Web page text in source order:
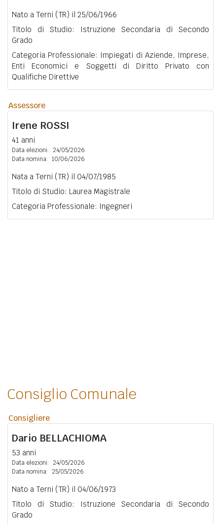
Nato a Terni (TR) il 25/06/1966
Titolo di Studio: Istruzione Secondaria di Secondo
Grado
Categoria Professionale: Impiegati di Aziende, Imprese,
Enti Economici e Soggetti di Diritto Privato con
Qualifiche Direttive
Assessore
Irene ROSSI
41 anni
Data elezioni: 24/05/2026
Data nomina: 10/06/2026
Nata a Terni (TR) il 04/07/1985
Titolo di Studio: Laurea Magistrale
Categoria Professionale: Ingegneri
Consiglio Comunale
Consigliere
Dario BELLACHIOMA
53 anni
Data elezioni: 24/05/2026
Data nomina: 25/05/2026
Nato a Terni (TR) il 04/06/1973
Titolo di Studio: Istruzione Secondaria di Secondo
Grado